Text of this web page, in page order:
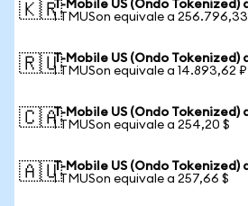
🇰🇷T-Mobile US (Ondo Tokenized)
1 TMUSon equivale a
🇷🇺T-Mobile US (Ondo Tokenized)
1 TMUSon equivale a 14.893,62 ₽
🇨🇦T-Mobile US (Ondo Tokenized)
1 TMUSon equivale a 254,20 $
🇦🇺T-Mobile US (Ondo
1 TMUSon equivale a 257,66 $